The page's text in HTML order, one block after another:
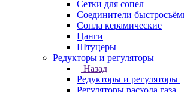
Сетки для сопел
Соединители
Сопла керамические
Цанги
Штуцеры
Редукторы и регуляторы
Назад
Редукторы и регуляторы
Регуляторы расхода газа